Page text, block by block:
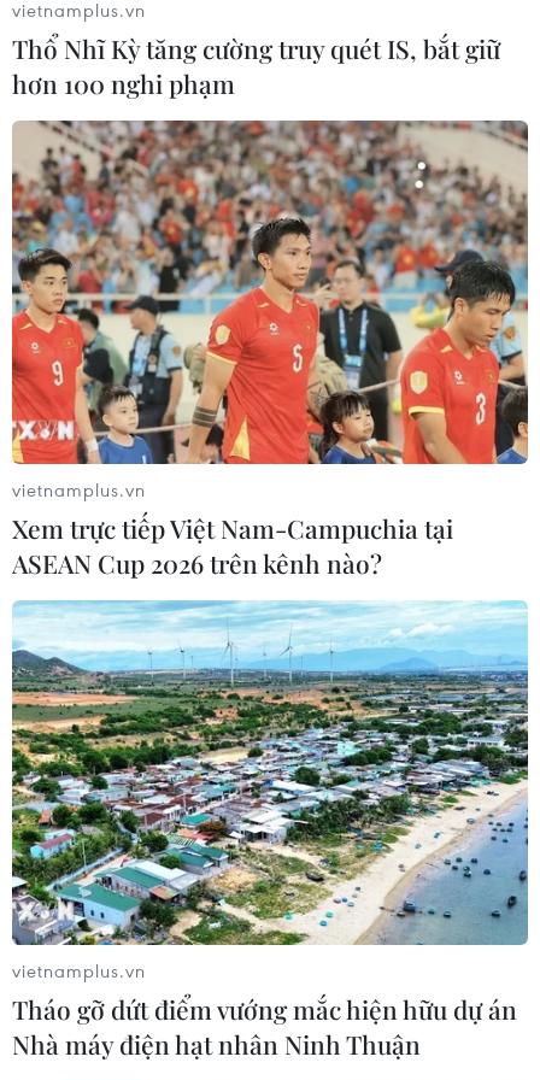
Để trái sầu riêng đáp ứng yêu cầu
xuất khẩu bền vững
07/08/2026 07:34
Tây Ninh thúc đẩy bình dân học vụ
số, tạo động lực phát triển kinh tế số
07/08/2026 07:17
Luật Phát triển đô thị góp phần thể
chế hóa đổi mới mô hình phát triển
Thu hồi 89 ha đất đấu giá chọn nhà
đầu tư công trình thành phố cảng
hàng không
07/08/2026 06:46
Hàn Quốc đầu tư xây “Thung lũng
K-Vietnam” gắn với hậu duệ dòng họ
Lý
07/08/2026 06:30
Xem thêm
vietnamplus.vn
Thổ Nhĩ Kỳ tăng cường truy quét IS, bắt giữ
hơn 100 nghi phạm
vietnamplus.vn
Xem trực tiếp Việt Nam-Campuchia tại
ASEAN Cup 2026 trên kênh nào?
vietnamplus.vn
Tháo gỡ dứt điểm vướng mắc hiện hữu dự án
Nhà máy điện hạt nhân Ninh Thuận